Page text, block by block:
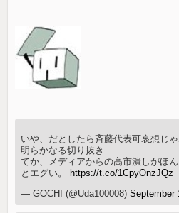
いや、だとしたら斉藤代表可哀想じゃ
明らかなる切り抜き
てか、メディアからの高市潰しがほ
とエグい。 https://t.co/1CpyOnzJQz
— GOCHI (@Uda100008)September